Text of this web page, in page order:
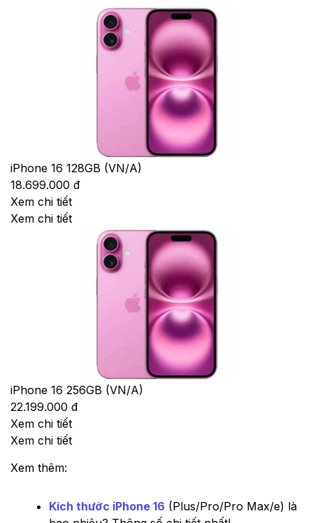
iPhone 16 128GB (VN/A)
18.699.000 đ
Xem chi tiết
Xem chi tiết
iPhone 16 256GB (VN/A)
22.199.000 đ
Xem chi tiết
Xem chi tiết
Xem thêm:
Kích thước iPhone 16 (Plus/Pro/Pro Max/e) là